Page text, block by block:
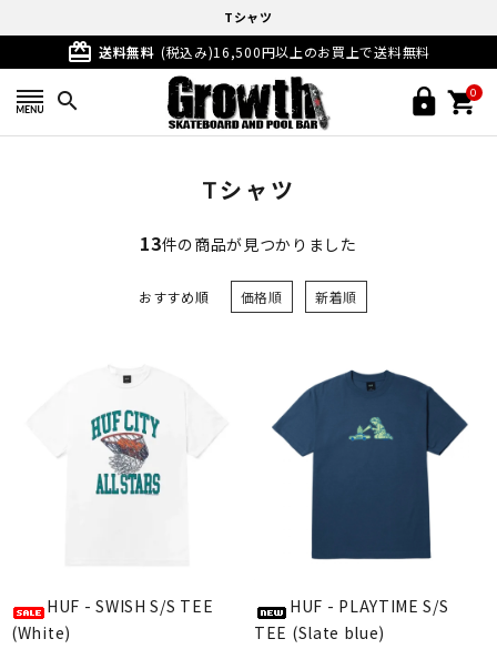
Tシャツ
card_giftcard 送料無料 (税込み)16,500円以上のお買上で送料無料
search 0
Tシャツ
13件の商品が見つかりました
おすすめ順 価格順 新着順
HUF - SWISH S/S TEE
(White)
HUF - PLAYTIME S/S
TEE (Slate blue)